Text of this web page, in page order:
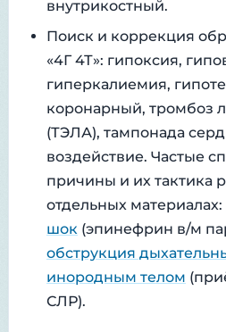
внутрикостный.
Поиск и коррекция
«4Г 4Т»: гипоксия,
гиперкалиемия,
коронарный, тромбоз
(ТЭЛА), тампонада
воздействие. Частые
причины и их тактика
отдельных материалах:
шок (эпинефрин в/м
обструкция
инородным телом
СЛР).